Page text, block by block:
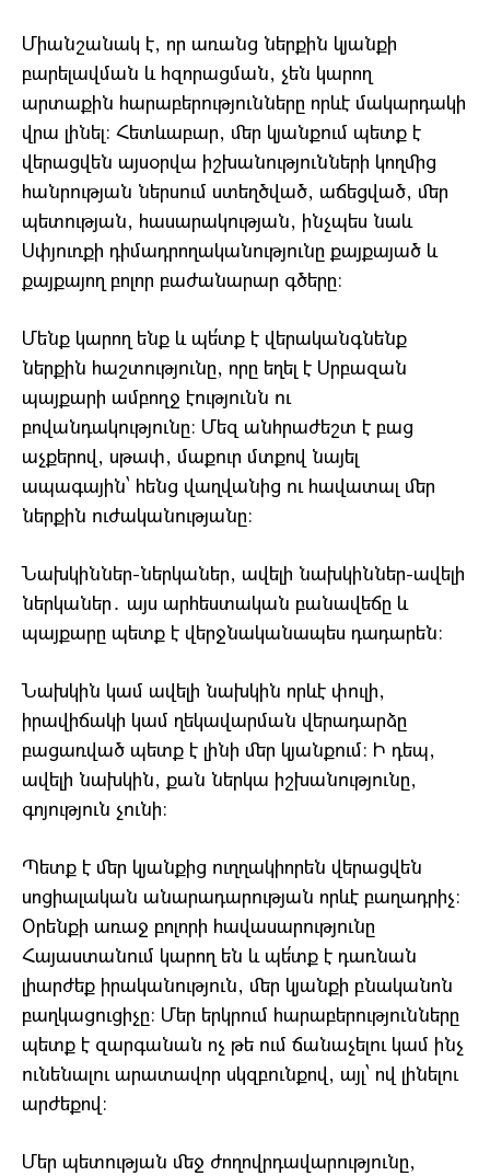
Միանշանակ է, որ առանց ներքին կյանքի
բարելավման և հզորացման, չեն կարող
արտաքին հարաբերությունները որևէ մակարդակի
վրա լինել։ Հետևաբար, մեր կյանքում պետք է
վերացվեն այսօրվա իշխանությունների կողմից
հանրության ներսում ստեղծված, աճեցված, մեր
պետության, հասարակության, ինչպես նաև
Սփյուռքի դիմադրողականությունը քայքայած և
քայքայող բոլոր բաժանարար գծերը։
Մենք կարող ենք և պե՛տք է վերականգնենք
ներքին հաշտությունը, որը եղել է Սրբազան
պայքարի ամբողջ էությունն ու
բովանդակությունը։ Մեզ անհրաժեշտ է բաց
աչքերով, սթափ, մաքուր մտքով նայել
ապագային՝ հենց վաղվանից ու հավատալ մեր
ներքին ուժականությանը։
Նախկիններ-ներկաներ, ավելի նախկիններ-ավելի
ներկաներ․ այս արհեստական բանավեճը և
պայքարը պետք է վերջնականապես դադարեն։
Նախկին կամ ավելի նախկին որևէ փուլի,
իրավիճակի կամ ղեկավարման վերադարձը
բացառված պետք է լինի մեր կյանքում։ Ի դեպ,
ավելի նախկին, քան ներկա իշխանությունը,
գոյություն չունի։
Պետք է մեր կյանքից ուղղակիորեն վերացվեն
սոցիալական անարադարության որևէ բաղադրիչ։
Օրենքի առաջ բոլորի հավասարությունը
Հայաստանում կարող են և պե՛տք է դառնան
լիարժեք իրականություն, մեր կյանքի բնականոն
բաղկացուցիչը։ Մեր երկրում հարաբերությունները
պետք է զարգանան ոչ թե ում ճանաչելու կամ ինչ
ունենալու արատավոր սկզբունքով, այլ՝ ով լինելու
արժեքով։
Մեր պետության մեջ ժողովրդավարությունը,